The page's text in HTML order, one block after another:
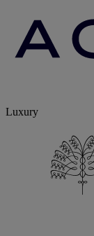
Luxury